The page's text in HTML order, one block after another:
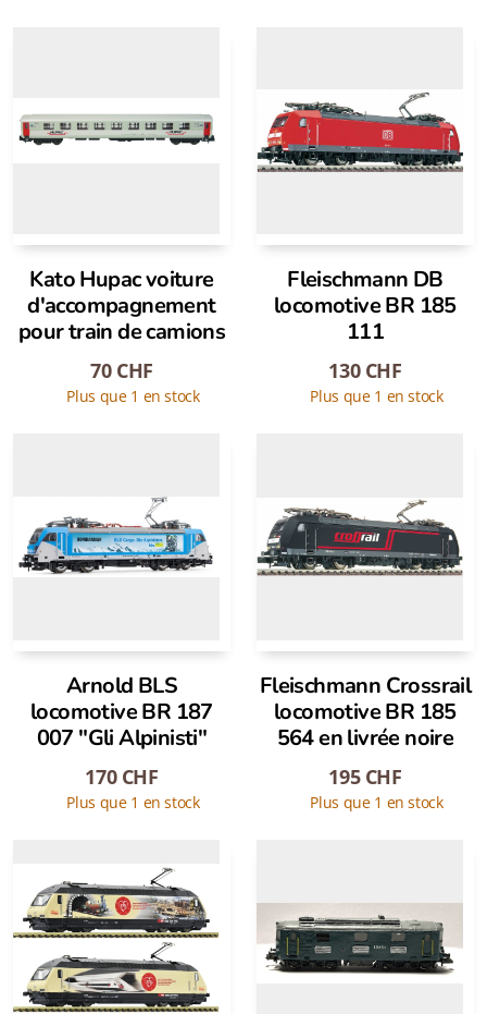
Kato Hupac voiture
d'accompagnement
pour train de camions
70CHF
Plus que 1 en stock
Fleischmann DB
locomotive BR 185
111
130CHF
Plus que 1 en stock
Arnold BLS
locomotive BR 187
007 "Gli Alpinisti"
170CHF
Plus que 1 en stock
Fleischmann Crossrail
locomotive BR 185
564 en livrée noire
195CHF
Plus que 1 en stock